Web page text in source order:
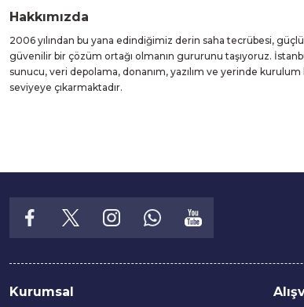
Hakkımızda
2006 yılından bu yana edindiğimiz derin saha tecrübesi,
güvenilir bir çözüm ortağı olmanın gururunu taşıyoruz.
sunucu, veri depolama, donanım, yazılım ve yerinde
seviyeye çıkarmaktadır.
Kurumsal